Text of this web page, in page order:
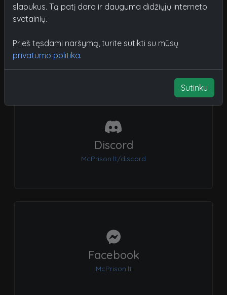
serveris@mcprison.lt
Discord
McPrison.lt/discord
Facebook
McPrison.lt
slapukus. Tą patį daro ir dauguma didžiųjų interneto
svetainių.
Prieš tęsdami naršymą, turite sutikti su mūsų
privatumo politika.
Sutinku